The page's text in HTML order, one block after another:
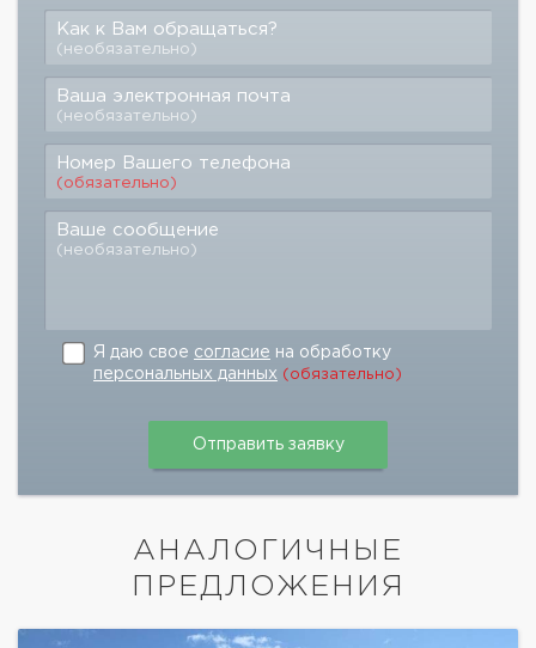
Как к Вам обращаться?
(необязательно)
Ваша электронная почта
(необязательно)
Номер Вашего телефона
(обязательно)
Ваше сообщение
(необязательно)
Я даю свое согласие на обработку
персональных данных (обязательно)
АНАЛОГИЧНЫЕ
ПРЕДЛОЖЕНИЯ